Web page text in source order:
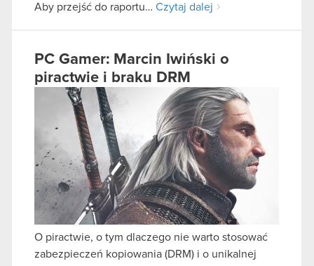
Aby przejść do raportu… Czytaj dalej
PC Gamer: Marcin Iwiński o
piractwie i braku DRM
O piractwie, o tym dlaczego nie warto stosować
zabezpieczeń kopiowania (DRM) i o unikalnej